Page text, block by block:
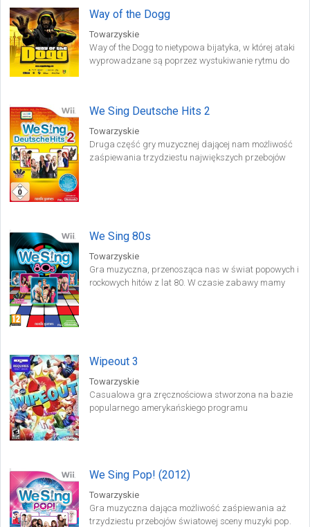
Way of the Dogg
Towarzyskie
Way of the Dogg to nietypowa bijatyka, w której ataki
wyprowadzane są poprzez wystukiwanie rytmu do
We Sing Deutsche Hits 2
Towarzyskie
Druga część gry muzycznej dającej nam możliwość
zaśpiewania trzydziestu największych przebojów
We Sing 80s
Towarzyskie
Gra muzyczna, przenosząca nas w świat popowych i
rockowych hitów z lat 80. W czasie zabawy mamy
Wipeout 3
Towarzyskie
Casualowa gra zręcznościowa stworzona na bazie
popularnego amerykańskiego programu
We Sing Pop! (2012)
Towarzyskie
Gra muzyczna dająca możliwość zaśpiewania aż
trzydziestu przebojów światowej sceny muzyki pop.